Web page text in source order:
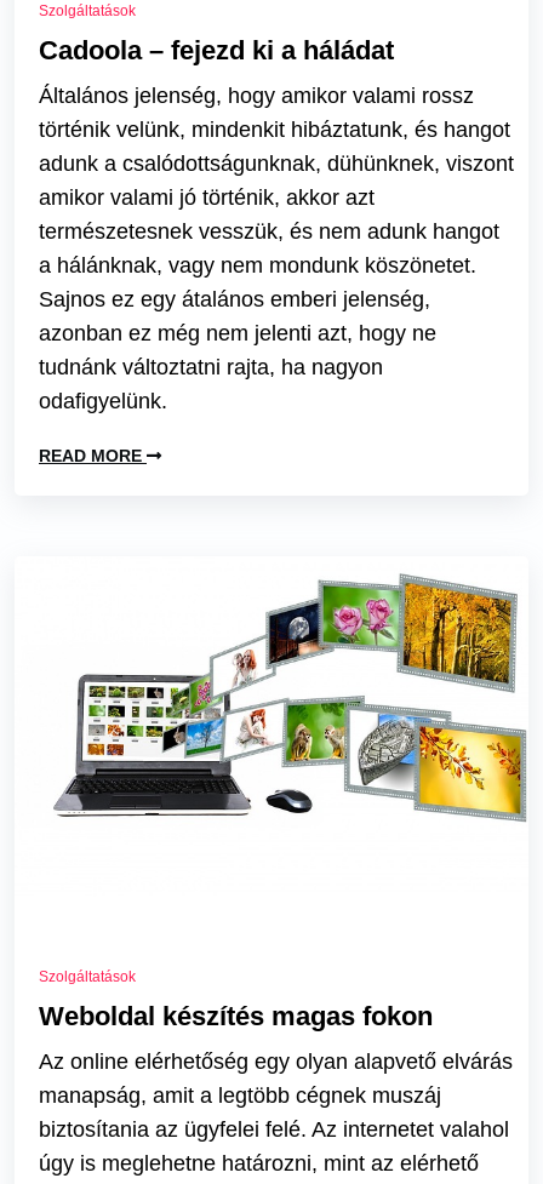
Szolgáltatások
Cadoola – fejezd ki a háládat
Általános jelenség, hogy amikor valami rossz
történik velünk, mindenkit hibáztatunk, és hangot
adunk a csalódottságunknak, dühünknek, viszont
amikor valami jó történik, akkor azt
természetesnek vesszük, és nem adunk hangot
a hálánknak, vagy nem mondunk köszönetet.
Sajnos ez egy átalános emberi jelenség,
azonban ez még nem jelenti azt, hogy ne
tudnánk változtatni rajta, ha nagyon
odafigyelünk.
READ MORE
Szolgáltatások
Weboldal készítés magas fokon
Az online elérhetőség egy olyan alapvető elvárás
manapság, amit a legtöbb cégnek muszáj
biztosítania az ügyfelei felé. Az internetet valahol
úgy is meglehetne határozni, mint az elérhető